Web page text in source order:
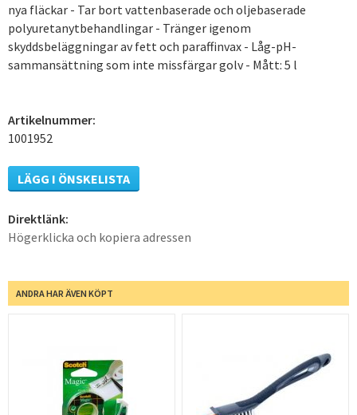
nya fläckar - Tar bort vattenbaserade och oljebaserade
polyuretanytbehandlingar - Tränger igenom
skyddsbeläggningar av fett och paraffinvax - Låg-pH-
sammansättning som inte missfärgar golv - Mått: 5 l
Artikelnummer:
1001952
LÄGG I ÖNSKELISTA
Direktlänk:
Högerklicka och kopiera adressen
ANDRA HAR ÄVEN KÖPT